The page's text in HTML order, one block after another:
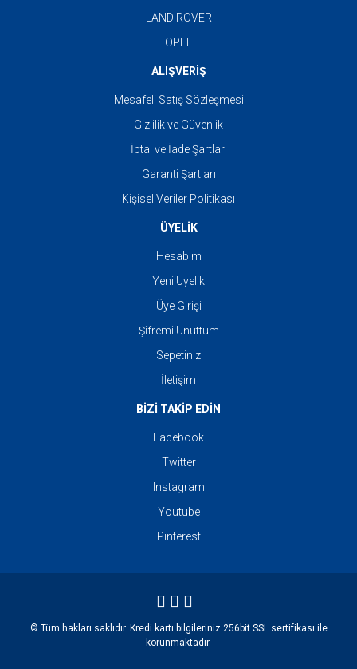
LAND ROVER
OPEL
ALIŞVERİŞ
Mesafeli Satış Sözleşmesi
Gizlilik ve Güvenlik
İptal ve İade Şartları
Garanti Şartları
Kişisel Veriler Politikası
ÜYELİK
Hesabım
Yeni Üyelik
Üye Girişi
Şifremi Unuttum
Sepetiniz
İletişim
BİZİ TAKİP EDİN
Facebook
Twitter
Instagram
Youtube
Pinterest
© Tüm hakları saklıdır. Kredi kartı bilgileriniz 256bit SSL sertifikası ile
korunmaktadır.